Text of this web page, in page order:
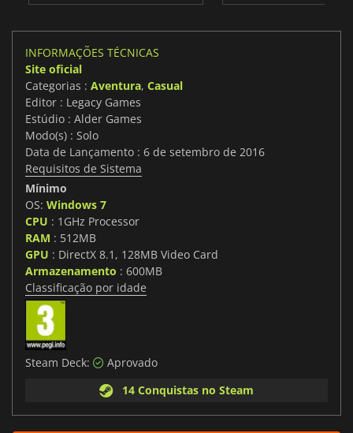
INFORMAÇÕES TÉCNICAS
Site oficial
Categorias : Aventura, Casual
Editor : Legacy Games
Estúdio : Alder Games
Modo(s) : Solo
Data de Lançamento : 6 de setembro de 2016
Requisitos de Sistema
Mínimo
OS: Windows 7
CPU : 1GHz Processor
RAM : 512MB
GPU : DirectX 8.1, 128MB Video Card
Armazenamento : 600MB
Classificação por idade
Steam Deck:
Aprovado
14 Conquistas no Steam